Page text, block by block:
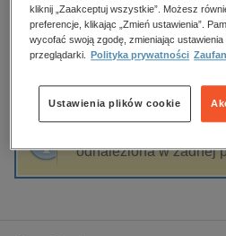
budownictwo, aranżacja
biznesowe, branżowe,
dzienniki
edukacja
hobby, sport, rozrywka
komputery, internet,
Jacek Jędrzejczak
Sortowanie
odnaleziona w żadnej
kliknij „Zaakceptuj wszystkie”. Możesz
preferencje, klikając „Zmień ustawienia”.
wycofać swoją zgodę, zmieniając
przeglądarki.
Polityka prywatności
Ustawienia plików cookie